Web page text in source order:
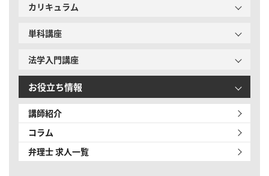
カリキュラム
単科講座
法学入門講座
お役立ち情報
講師紹介
コラム
弁理士 求人一覧